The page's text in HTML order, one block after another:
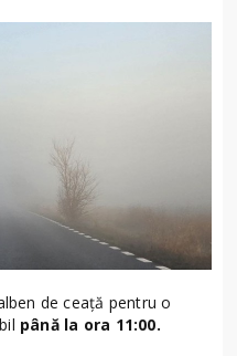
de ceață pentru o
până la ora 11:00.